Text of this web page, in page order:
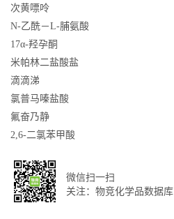
次黄嘌呤
N-乙酰－L-脯氨酸
17α-羟孕酮
米帕林二盐酸盐
滴滴涕
氯普马嗪盐酸
氟奋乃静
2,6-二氯苯甲酸
微信扫一扫
关注：物竞化学品数据库